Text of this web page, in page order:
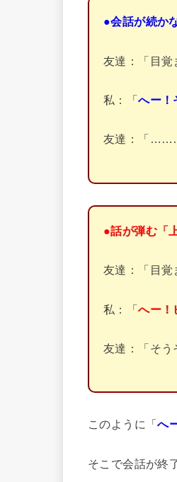
●会話が続か
友達：「目覚
私：「へー！
友達：「
●話が弾む「
友達：「目覚
私：「へー！
友達：「そ
このように「へ
そこで会話が終